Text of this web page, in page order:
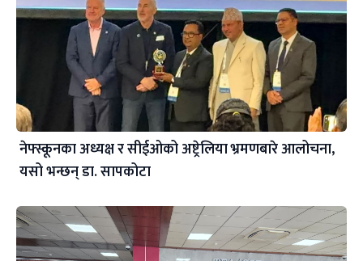
नेफ्स्कूनका अध्यक्ष र सीईओको अष्ट्रेलिया भ्रमणबारे आलोचना,
यसो भन्छन् डा‍. सापकोटा